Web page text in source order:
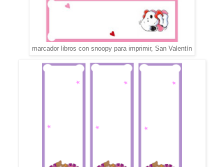
marcador libros con snoopy para imprimir, San Valentín